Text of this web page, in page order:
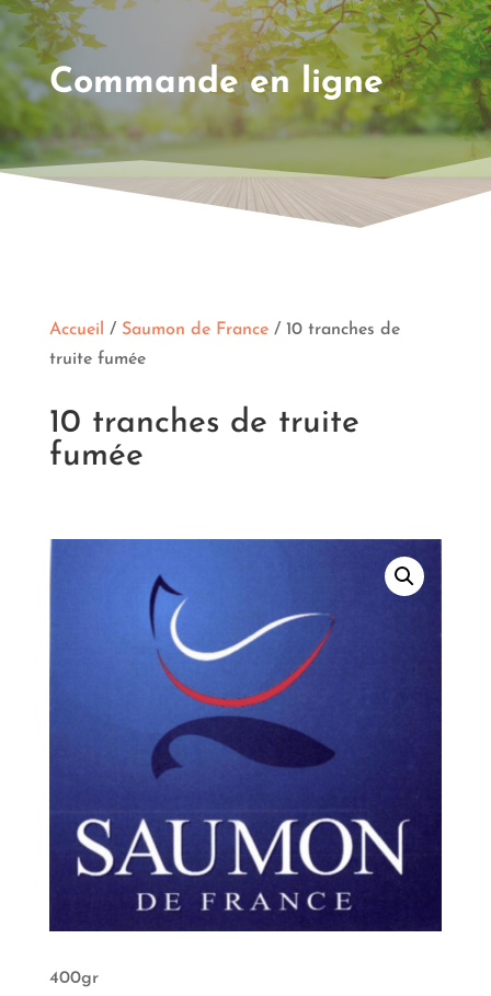
Commande en ligne
Accueil / Saumon de France/ 10 tranches de
truite fumée
10 tranches de truite
fumée
400gr